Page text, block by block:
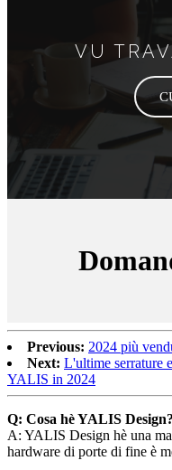
VU
Previous: 2024 più
Next: L'ultime serrature
YALIS in 2024
Q: Cosa hè YALIS Design?
A: YALIS Design hè una
hardware di porte di fine è